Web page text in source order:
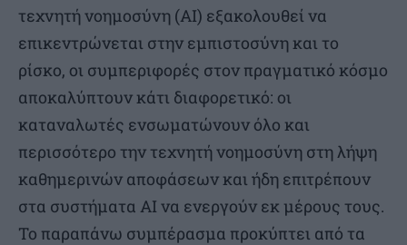
τεχνητή νοημοσύνη (AI) εξακολουθεί να
επικεντρώνεται στην εμπιστοσύνη και το
ρίσκο, οι συμπεριφορές στον πραγματικό κόσμο
αποκαλύπτουν κάτι διαφορετικό: οι
καταναλωτές ενσωματώνουν όλο και
περισσότερο την τεχνητή νοημοσύνη στη λήψη
καθημερινών αποφάσεων και ήδη επιτρέπουν
στα συστήματα AI να ενεργούν εκ μέρους τους.
Το παραπάνω συμπέρασμα προκύπτει από τα